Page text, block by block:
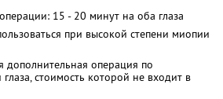
15 - 20 минут на оба глаза
при высокой степени миопии
дополнительная операция по
стоимость которой не входит в